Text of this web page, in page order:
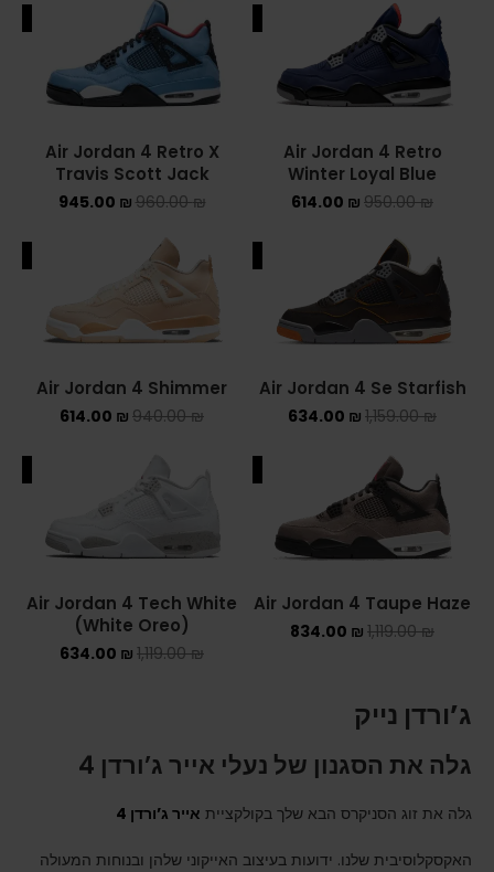
Air Jordan 4 Retro
Winter Loyal Blue
950.00₪
614.00 ₪
Air Jordan 4 Retro X
Travis Scott Jack
960.00₪
945.00 ₪
Air Jordan 4 Se Starfish
1,159.00₪
634.00 ₪
Air Jordan 4 Shimmer
940.00₪
614.00 ₪
Air Jordan 4 Taupe Haze
1,119.00₪
834.00 ₪
Air Jordan 4 Tech White
(White Oreo)
1,119.00₪
634.00 ₪
ג’ורדן נייק
גלה את הסגנון של נעלי אייר ג’ורדן 4
גלה את זוג הסניקרס הבא שלך בקולקציית אייר ג’ורדן 4
האקסקלוסיבית שלנו. ידועות בעיצוב האייקוני שלהן ובנוחות המעולה